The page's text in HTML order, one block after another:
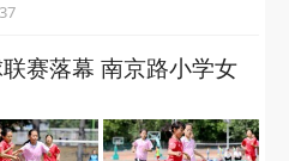
赛落幕 南京路小学女